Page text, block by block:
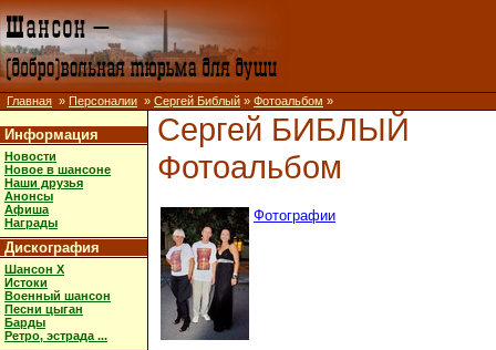
Главная » Персоналии » Сергей Библый » Фотоальбом »
Информация
Новости
Новое в шансоне
Наши друзья
Анонсы
Афиша
Награды
Дискография
Шансон X
Истоки
Военный шансон
Песни цыган
Барды
Ретро, эстрада ...
Сергей БИБЛЫЙ
Фотоальбом
Фотографии